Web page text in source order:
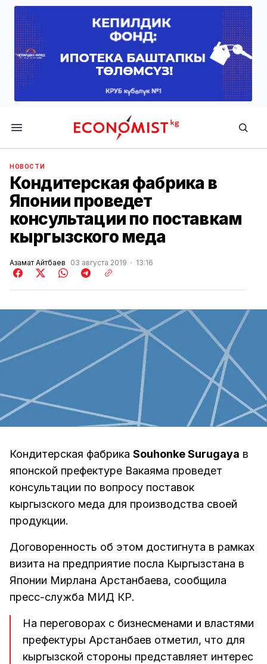
Economist.kg
НОВОСТИ
Кондитерская фабрика в
Японии проведет
консультации по поставкам
кыргызского меда
Азамат Айтбаев 03 августа 2019 13:16
Кондитерская фабрика Souhonke Surugaya в
японской префектуре Вакаяма проведет
консультации по вопросу поставок
кыргызского меда для производства своей
продукции.
Договоренность об этом достигнута в рамках
визита на предприятие посла Кыргызстана в
Японии Мирлана Арстанбаева, сообщила
пресс-служба МИД КР.
На переговорах с бизнесменами и властями
префектуры Арстанбаев отметил, что для
кыргызской стороны представляет интерес